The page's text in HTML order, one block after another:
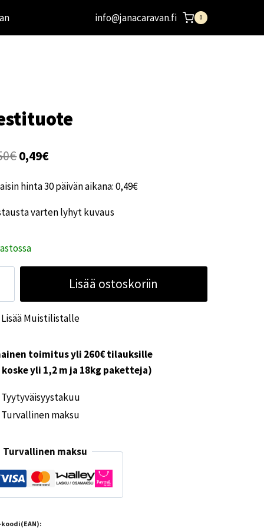
info@janacaravan.fi 0
€Alkuperäinen
oli:
0,50€.
0,49€Nykyinen
on:
0,49€.
hinta 30 päivän aikana:0,49€
varten lyhyt kuvaus
Lisää ostoskoriin
Lisää Muistilistalle
toimitus yli 260€ tilauksille
koske yli 1,2 m ja 18kg paketteja)
Tyytyväisyystakuu
Turvallinen maksu
Turvallinen maksu
koodi(EAN):